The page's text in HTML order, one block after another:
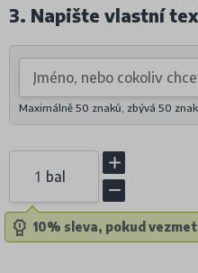
3. Napište vlastní
Maximálně 50 znaků, zbývá 50
bal
10% sleva, pokud